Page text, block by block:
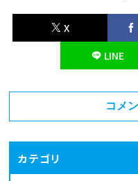
X
LINE
コメ
カテゴリ